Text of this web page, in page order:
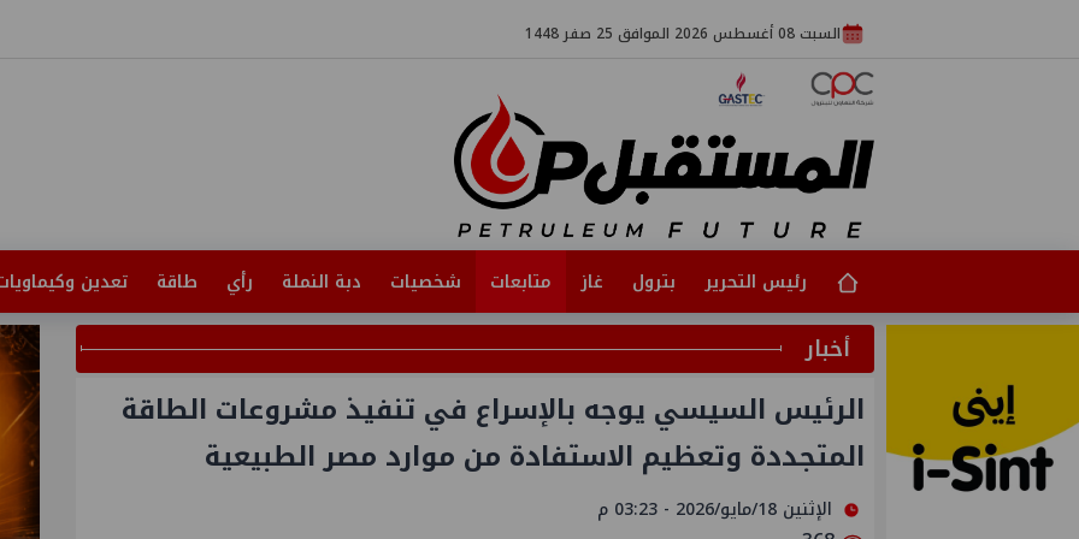
السبت 08 أغسطس 2026 الموافق 25 صفر 1448
رئيس التحرير بترول غاز متابعات شخصيات دبة النملة رأي طاقة تعدين
أخبار
الرئيس السيسي يوجه بالإسراع في تنفيذ مشروعات الطاقة
المتجددة وتعظيم الاستفادة من موارد مصر الطبيعية
الإثنين 18/مايو/2026 - 03:23 م